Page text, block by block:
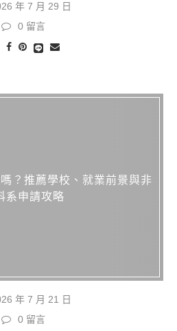
年 7 月 29 日
0 留言
？推薦學校、就業前景與非
系申請攻略
年 7 月 21 日
0 留言